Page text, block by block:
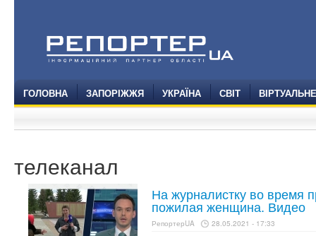
ГОЛОВНА ЗАПОРІЖЖЯ УКРАЇНА СВІТ
телеканал
На журналистку во время
пожилая женщина. Видео
РепортерUA 28.05.2021 - 17:33